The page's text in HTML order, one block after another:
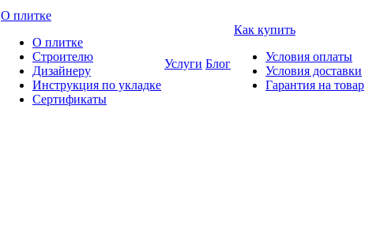
О плитке
О плитке
Строителю
Дизайнеру
Инструкция по укладке
Сертификаты
Услуги Блог
Как купить
Условия оплаты
Условия доставки
Гарантия на товар